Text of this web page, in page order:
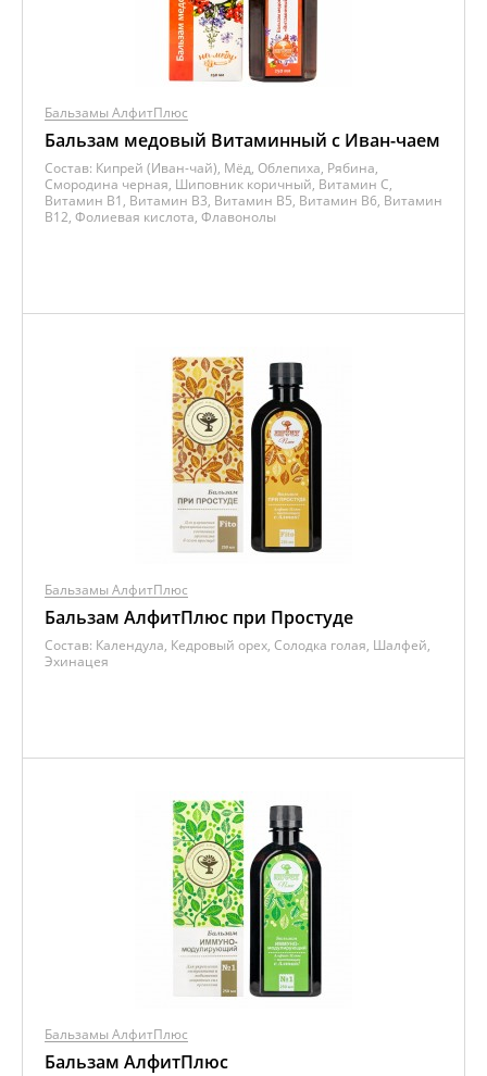
Бальзамы АлфитПлюс
Бальзам медовый Витаминный с Иван-чаем
Состав: Кипрей (Иван-чай), Мёд, Облепиха, Рябина,
Смородина черная, Шиповник коричный, Витамин C,
Витамин B1, Витамин B3, Витамин B5, Витамин B6, Витамин
B12, Фолиевая кислота, Флавонолы
Бальзамы АлфитПлюс
Бальзам АлфитПлюс при Простуде
Состав: Календула, Кедровый орех, Солодка голая, Шалфей,
Эхинацея
Бальзамы АлфитПлюс
Бальзам АлфитПлюс